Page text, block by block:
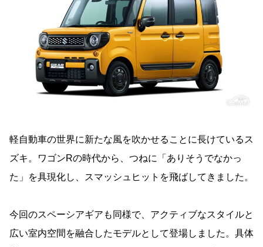
軽自動車の世界に新たな風を吹かせることに長けているス
ズキ。ワゴンRの時代から、つねに「ありそうでなかっ
た」を具現化し、スマッシュヒットを飛ばしてきました。
今回のスペーシアギアも同様で、アクティブなスタイルと
広い室内空間を融合したモデルとして登場しました。具体